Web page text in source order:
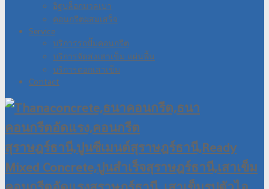
อิฐบล็อกมวลเบา
คอนกรีตผสมเสร็จ
Service
บริการรถปั๊มคอนกรีต
บริการจัดส่งเสาเข็ม แผ่นพื้น
บริการตอกเสาเข็ม
Contact